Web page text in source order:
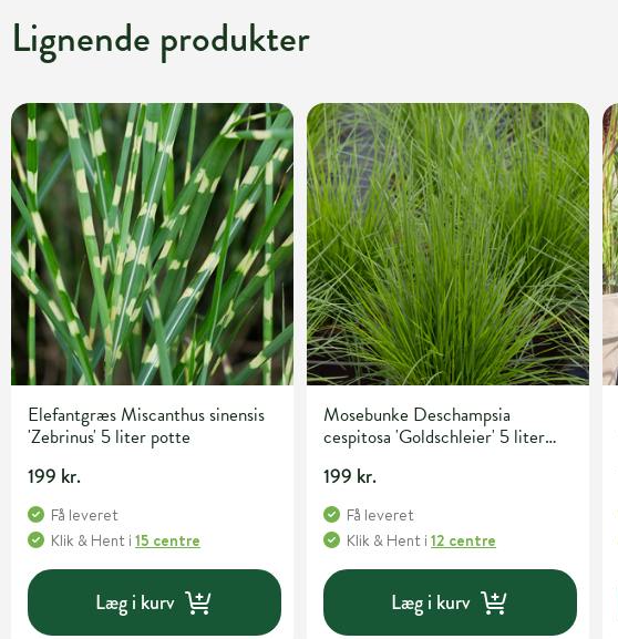
Lignende produkter
Elefantgræs Miscanthus sinensis
'Zebrinus' 5 liter potte
199 kr.
Få leveret
Klik & Hent i 15 centre
Læg i kurv
Mosebunke Deschampsia
cespitosa 'Goldschleier' 5 liter
199 kr.
Få leveret
Klik & Hent i12 centre
Læg i kurv